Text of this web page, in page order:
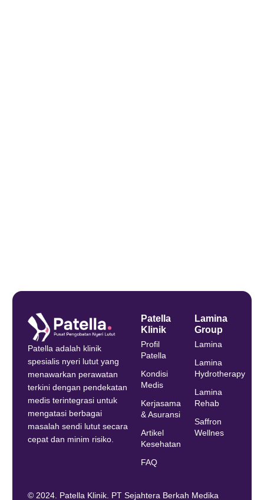
Patella adalah klinik
spesialis nyeri lutut yang
menawarkan perawatan
terkini dengan pendekatan
medis terintegrasi untuk
mengatasi berbagai
masalah sendi lutut secara
cepat dan minim risiko.
Patella
Klinik
Profil
Patella
Kondisi
Medis
Kerjasama
& Asuransi
Artikel
Kesehatan
FAQ
Lamina
Group
Lamina
Lamina
Hydrotherapy
Lamina
Rehab
Saffron
Wellnes
© 2024. Patella Klinik. PT Sejahtera Berkah Medika